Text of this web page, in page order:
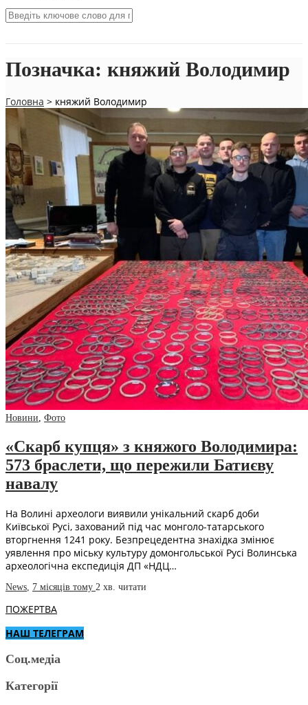
Позначка: княжий Володимир
Головна > княжий Володимир
Новини, Фото
«Скарб купця» з княжого Володимира:
573 браслети, що пережили Батиєву
навалу
На Волині археологи виявили унікальний скарб доби
Київської Русі, захований під час монголо-татарського
вторгнення 1241 року. Безпрецедентна знахідка змінює
уявлення про міську культуру домонгольської Русі Волинська
археологічна експедиція ДП «НДЦ…
News, 7 місяців тому 2 хв. читати
ПОЖЕРТВА
НАШ ТЕЛЕГРАМ
Соц.медіа
Категорії